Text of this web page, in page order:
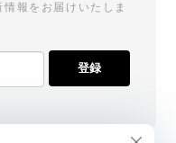
報をお届けいたしま
登録